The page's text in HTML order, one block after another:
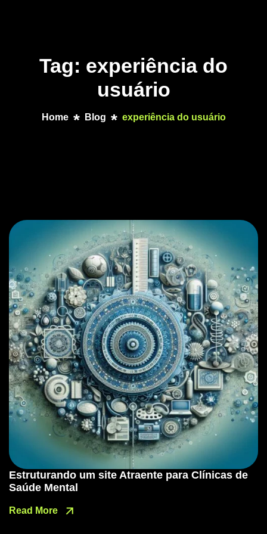
Tag: experiência do
usuário
Home Blog experiência do usuário
Estruturando um site Atraente para Clínicas de
Saúde Mental
Read More